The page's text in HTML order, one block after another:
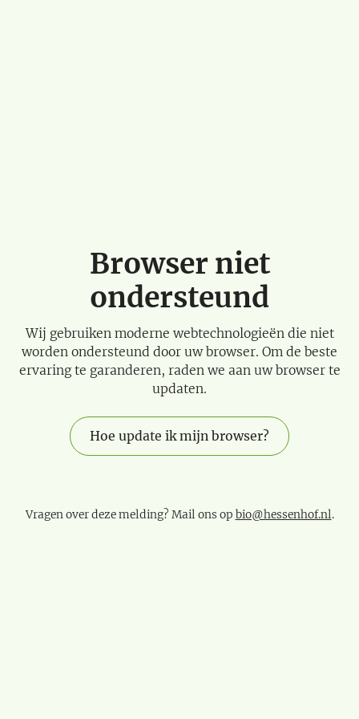
Browser niet
ondersteund
Wij gebruiken moderne webtechnologieën die niet
worden ondersteund door uw browser. Om de beste
ervaring te garanderen, raden we aan uw browser te
updaten.
Hoe update ik mijn browser?
Vragen over deze melding? Mail ons op bio@hessenhof.nl.